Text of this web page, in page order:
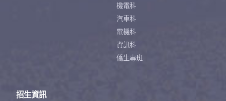
機電科
汽車科
電機科
資訊科
僑生專班
招生資訊